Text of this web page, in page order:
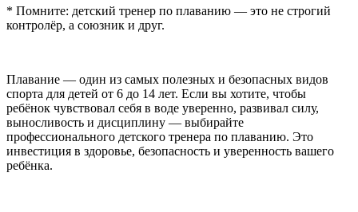
* Помните: детский тренер по плаванию — это не строгий
контролёр, а союзник и друг.
Плавание — один из самых полезных и безопасных видов
спорта для детей от 6 до 14 лет. Если вы хотите, чтобы
ребёнок чувствовал себя в воде уверенно, развивал силу,
выносливость и дисциплину — выбирайте
профессионального детского тренера по плаванию. Это
инвестиция в здоровье, безопасность и уверенность вашего
ребёнка.